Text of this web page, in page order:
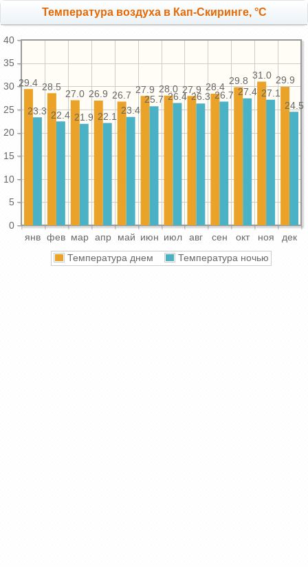
Температура воздуха в Кап-Скиринге, °C
янв фев мар апр май июн июл авг сен окт ноя дек
0
5
10
15
20
25
30
35
40
29.9
31.0
29.8
28.4
27.9
28.0
27.9
26.7
26.9
27.0
28.5
29.4
24.5
27.1
27.4
26.7
26.3
26.4
25.7
23.4
22.1
21.9
22.4
23.3
Температура днем Температура ночью